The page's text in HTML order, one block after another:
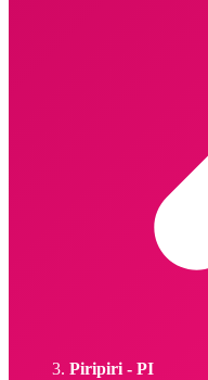
Piripiri - PI